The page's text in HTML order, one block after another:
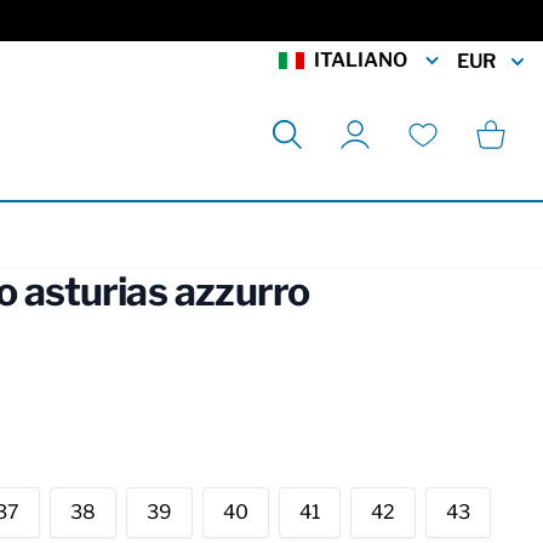
ITALIANO EUR
Cerca
asturias azzurro
38 39 40 41 42 43